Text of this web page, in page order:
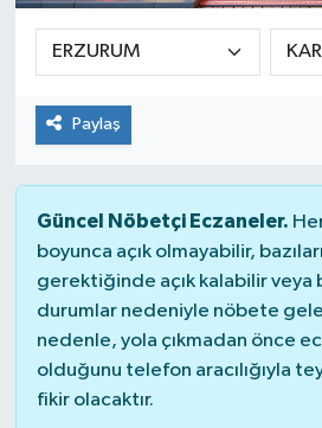
Paylaş
Güncel Nöbetçi Eczaneler.
boyunca açık olmayabilir,
gerektiğinde açık kalabilir veya
durumlar nedeniyle nöbete
nedenle, yola çıkmadan önce
olduğunu telefon aracılığıyla
fikir olacaktır.